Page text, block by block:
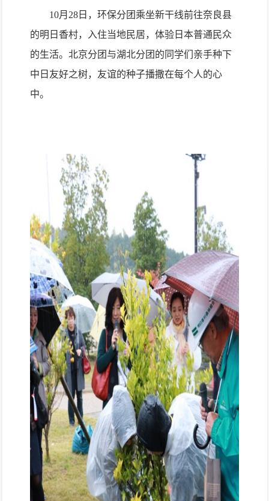
10月 28 日，环保分团乘坐新干线前往奈良县
的明日香村，入住当地民居，体验日本普通民众
的生活。北京分团与湖北分团的同学们亲手种下
中日友好之树，友谊的种子播撒在每个人的心
中。